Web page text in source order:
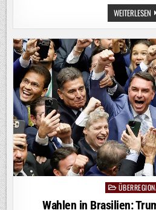
WEITERLESEN
AI
Posted
in
Wahlen in Brasilien: